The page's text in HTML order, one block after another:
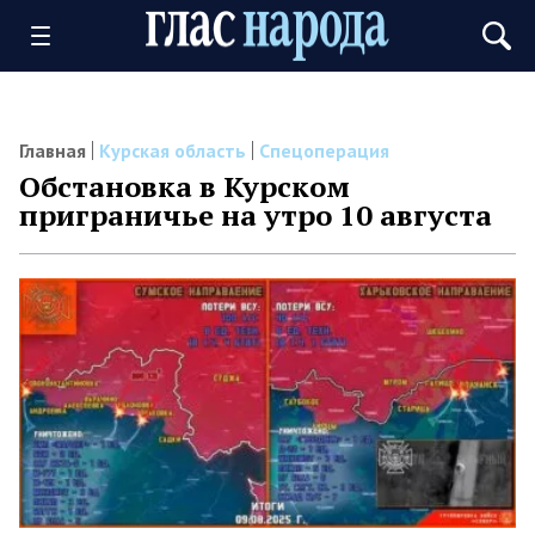
Главная Курская область Спецоперация
Обстановка в Курском
приграничье на утро 10 августа